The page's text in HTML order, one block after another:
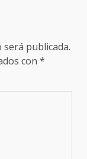
publicada.
con *